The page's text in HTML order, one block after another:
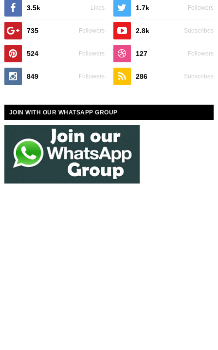
3.5k Likes 1.7k Followers
735 Followers 2.8k Subscribes
524 Followers 127 Followers
849 Followers 286 Subscribes
JOIN WITH OUR WHATSAPP GROUP